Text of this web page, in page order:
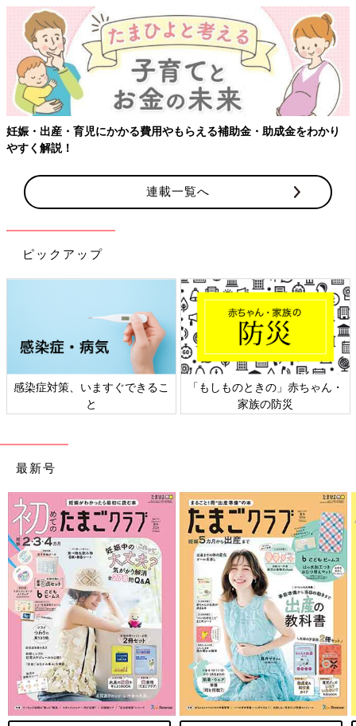
妊娠・出産・育児にかかる費用やもらえる補助金・助成金をわかり
やすく解説！
連載一覧へ
ピックアップ
感染症対策、いますぐできるこ
と
「もしものときの」赤ちゃん・
家族の防災
最新号